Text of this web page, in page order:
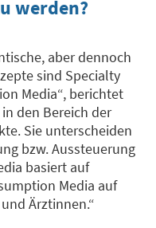
werden?
aber dennoch
sind Specialty
Media“, berichtet
den Bereich der
Sie unterscheiden
bzw. Aussteuerung
basiert auf
Media auf
Ärztinnen.“